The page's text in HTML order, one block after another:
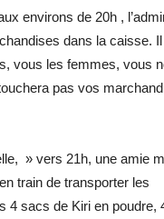
environs de 20h ,
dans la caisse.
vous les femmes, vous
pas vos
» vers 21h, une amie
train de transporter les
4 sacs de Kiri en poudre,